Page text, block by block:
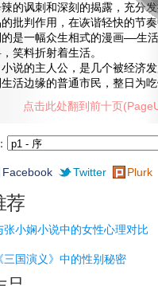
的讽刺和深刻的揭露，充分
批判作用，在诙谐轻快的节
是一幅众生相式的漫画——生
笑料折射着生活。
的主人公，是几个被经济发
活边缘的普通市民，整日为
Facebook Twitter Plurk
点击此处翻到前十页
荐
张小娴小说中的女性心理对比
三国演义》中的性别秘密